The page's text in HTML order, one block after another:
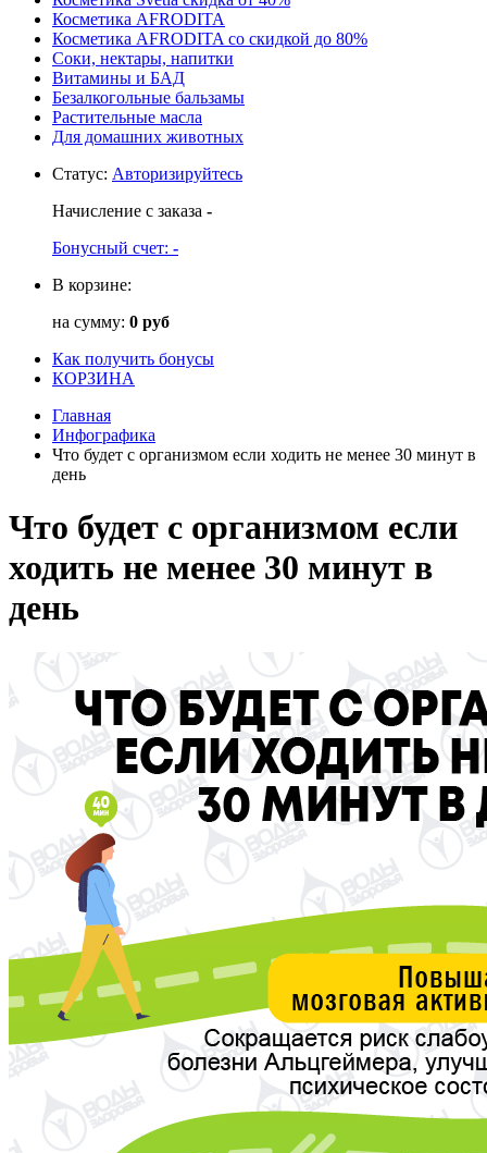
Косметика AFRODITA
Косметика AFRODITA со скидкой до 80%
Соки, нектары, напитки
Витамины и БАД
Безалкогольные бальзамы
Растительные масла
Для домашних животных
Статус: Авторизируйтесь
Начисление с заказа -
Бонусный счет: -
В корзине:
на сумму: 0 руб
Как получить бонусы
КОРЗИНА
Главная
Инфографика
Что будет с организмом если ходить не менее 30 минут в
день
Что будет с организмом если
ходить не менее 30 минут в
день